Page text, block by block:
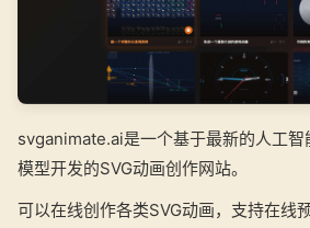
svganimate.ai是一个基于最新的人工
模型开发的SVG动画创作网站。
可以在线创作各类SVG动画，支持在线